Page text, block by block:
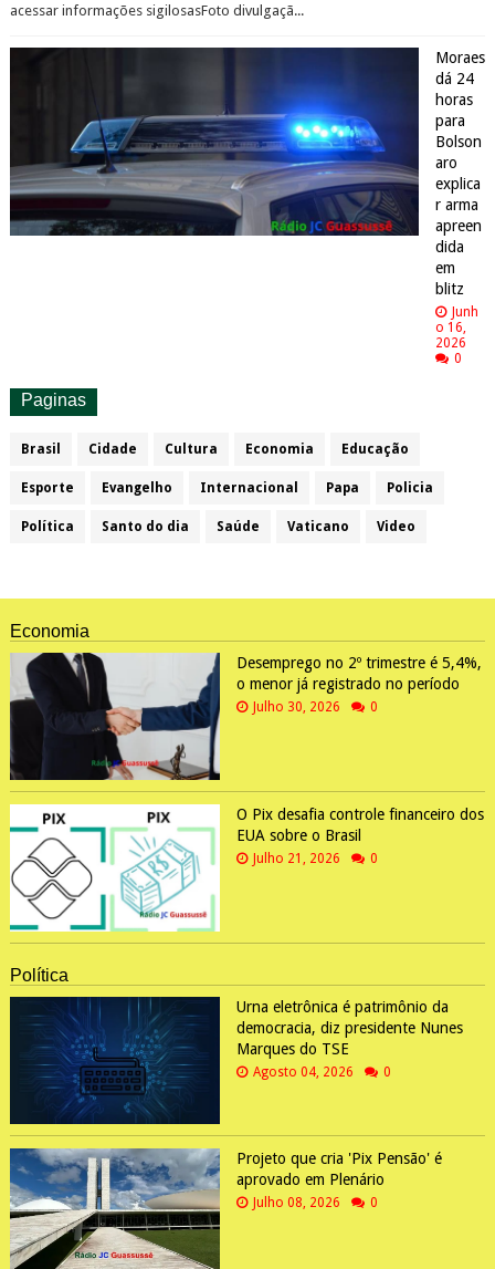
acessar informações sigilosasFoto divulgaçã...
Moraes
dá 24
horas
para
Bolson
aro
explica
r arma
apreen
dida
em
blitz
Junh
o 16,
2026
0
Paginas
Brasil Cidade Cultura Economia Educação
Esporte Evangelho Internacional Papa Policia
Política Santo do dia Saúde Vaticano Video
Economia
Desemprego no 2º trimestre é 5,4%,
o menor já registrado no período
Julho 30, 2026 0
O Pix desafia controle financeiro dos
EUA sobre o Brasil
Julho 21, 2026 0
Política
Urna eletrônica é patrimônio da
democracia, diz presidente Nunes
Marques do TSE
Agosto 04, 2026 0
Projeto que cria 'Pix Pensão' é
aprovado em Plenário
Julho 08, 2026 0